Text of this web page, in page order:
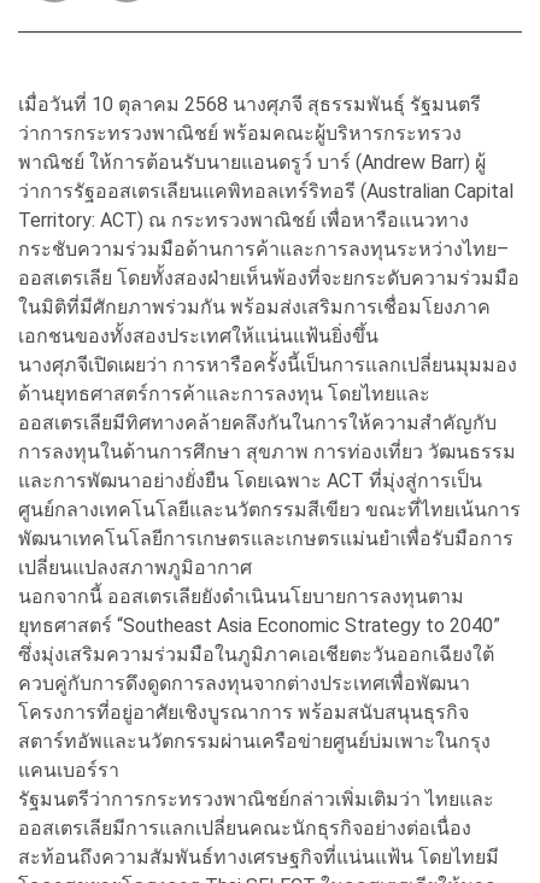
เมื่อวันที่ 10 ตุลาคม 2568 นางศุภจี สุธรรมพันธุ์ รัฐมนตรี
ว่าการกระทรวงพาณิชย์ พร้อมคณะผู้บริหารกระทรวง
พาณิชย์ ให้การต้อนรับนายแอนดรูว์ บาร์ (Andrew Barr) ผู้
ว่าการรัฐออสเตรเลียนแคพิทอลเทร์ริทอรี (Australian Capital
Territory: ACT) ณ กระทรวงพาณิชย์ เพื่อหารือแนวทาง
กระชับความร่วมมือด้านการค้าและการลงทุนระหว่างไทย–
ออสเตรเลีย โดยทั้งสองฝ่ายเห็นพ้องที่จะยกระดับความร่วมมือ
ในมิติที่มีศักยภาพร่วมกัน พร้อมส่งเสริมการเชื่อมโยงภาค
เอกชนของทั้งสองประเทศให้แน่นแฟ้นยิ่งขึ้น
นางศุภจีเปิดเผยว่า การหารือครั้งนี้เป็นการแลกเปลี่ยนมุมมอง
ด้านยุทธศาสตร์การค้าและการลงทุน โดยไทยและ
ออสเตรเลียมีทิศทางคล้ายคลึงกันในการให้ความสำคัญกับ
การลงทุนในด้านการศึกษา สุขภาพ การท่องเที่ยว วัฒนธรรม
และการพัฒนาอย่างยั่งยืน โดยเฉพาะ ACT ที่มุ่งสู่การเป็น
ศูนย์กลางเทคโนโลยีและนวัตกรรมสีเขียว ขณะที่ไทยเน้นการ
พัฒนาเทคโนโลยีการเกษตรและเกษตรแม่นยำเพื่อรับมือการ
เปลี่ยนแปลงสภาพภูมิอากาศ
นอกจากนี้ ออสเตรเลียยังดำเนินนโยบายการลงทุนตาม
ยุทธศาสตร์ “Southeast Asia Economic Strategy to 2040”
ซึ่งมุ่งเสริมความร่วมมือในภูมิภาคเอเชียตะวันออกเฉียงใต้
ควบคู่กับการดึงดูดการลงทุนจากต่างประเทศเพื่อพัฒนา
โครงการที่อยู่อาศัยเชิงบูรณาการ พร้อมสนับสนุนธุรกิจ
สตาร์ทอัพและนวัตกรรมผ่านเครือข่ายศูนย์บ่มเพาะในกรุง
แคนเบอร์รา
รัฐมนตรีว่าการกระทรวงพาณิชย์กล่าวเพิ่มเติมว่า ไทยและ
ออสเตรเลียมีการแลกเปลี่ยนคณะนักธุรกิจอย่างต่อเนื่อง
สะท้อนถึงความสัมพันธ์ทางเศรษฐกิจที่แน่นแฟ้น โดยไทยมี